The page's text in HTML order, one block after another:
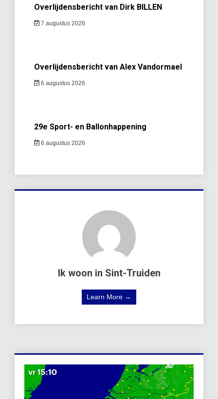
Overlijdensbericht van Dirk BILLEN
7 augustus 2026
Overlijdensbericht van Alex Vandormael
6 augustus 2026
29e Sport- en Ballonhappening
6 augustus 2026
Ik woon in Sint-Truiden
Learn More →